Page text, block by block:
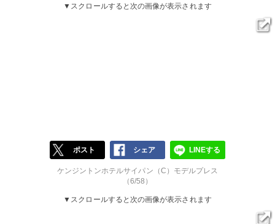
▼スクロールすると次の画像が表示されます
ポスト シェア LINEする
ケンジントンホテルサイパン（C）モデルプレス
（6/58）
▼スクロールすると次の画像が表示されます